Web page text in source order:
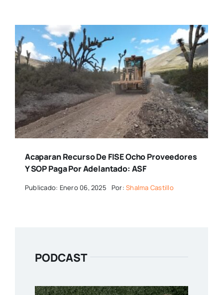
Acaparan Recurso De FISE Ocho Proveedores
Y SOP Paga Por Adelantado: ASF
Publicado: Enero 06, 2025 Por:Shalma Castillo
PODCAST